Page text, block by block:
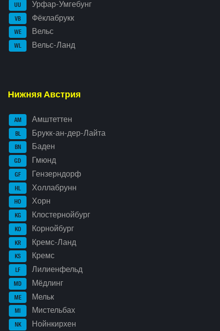
UU Урфар-Умгебунг
VB Фёклабрукк
WE Вельс
WL Вельс-Ланд
Нижняя Австрия
AM Амштеттен
BL Брукк-ан-дер-Лайта
BN Баден
GD Гмюнд
GF Гензерндорф
HL Холлабрунн
HO Хорн
KG Клостернойбург
KO Корнойбург
KR Кремс-Ланд
KS Кремс
LF Лилиенфельд
MD Мёдлинг
ME Мельк
MI Мистельбах
NK Нойнкирхен